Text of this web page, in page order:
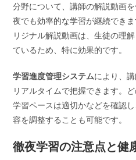
分野について、講師の解説動画
夜でも効率的な学習が継続でき
リジナル解説動画は、生徒の理
ているため、特に効果的です。
学習進度管理システムにより、
リアルタイムで把握できます。
学習ペースは適切かなどを確認
容を調整することも可能です。
徹夜学習の注意点と健